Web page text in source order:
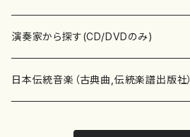
書籍
テキストブック
CD・DVD
チケット
箏・琴（ソロ）
箏・琴（合奏）
合唱
混声合唱
歌・声
あ行
青木省三(アオキ ショウゾウ)
か行
演奏家から探す(CD/DVDのみ)
邦楽（箏、三味線、尺八等）演奏家
日本伝統音楽（古典曲,伝統楽譜出版社）